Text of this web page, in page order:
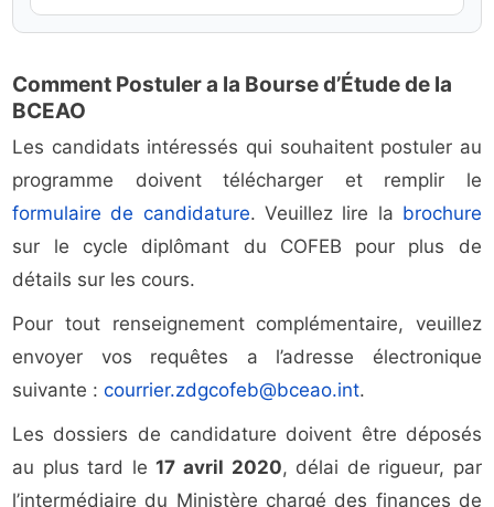
Comment Postuler a la Bourse d’Étude de la
BCEAO
Les candidats intéressés qui souhaitent postuler au
programme doivent télécharger et remplir le
formulaire de candidature. Veuillez lire la brochure
sur le cycle diplômant du COFEB pour plus de
détails sur les cours.
Pour tout renseignement complémentaire, veuillez
envoyer vos requêtes a l’adresse électronique
suivante :courrier.zdgcofeb@bceao.int.
Les dossiers de candidature doivent être déposés
au plus tard le17 avril 2020, délai de rigueur, par
l’intermédiaire du Ministère chargé des finances de